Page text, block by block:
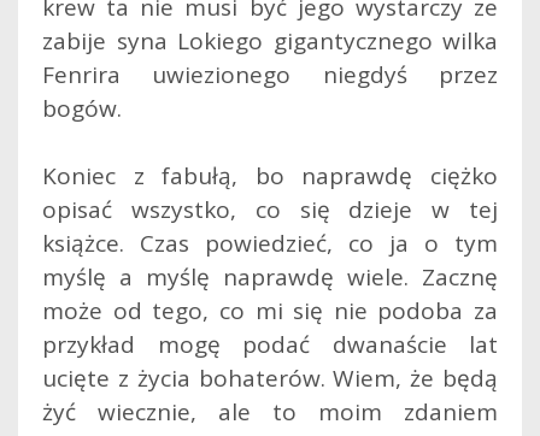
krew ta nie musi być jego wystarczy ze
zabije syna Lokiego gigantycznego wilka
Fenrira uwiezionego niegdyś przez
bogów.
Koniec z fabułą, bo naprawdę ciężko
opisać wszystko, co się dzieje w tej
książce. Czas powiedzieć, co ja o tym
myślę a myślę naprawdę wiele. Zacznę
może od tego, co mi się nie podoba za
przykład mogę podać dwanaście lat
ucięte z życia bohaterów. Wiem, że będą
żyć wiecznie, ale to moim zdaniem